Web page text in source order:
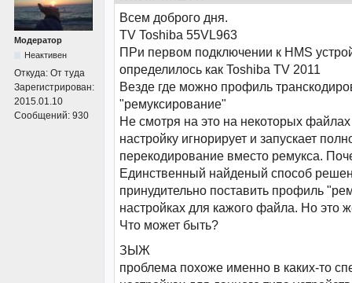
Модератор
Неактивен
Откуда: От туда
Зарегистрирован:
2015.01.10
Сообщений: 930
Всем доброго дня.
TV Toshiba 55VL963
ПРи первом подключении к HMS
определилось как Toshiba TV 2011
Везде где можно профиль
"ремуксирование"
Не смотря на это на некоторых файлах
настройку игнорирует и запускает
перекодирование вместо ремукса.
Единственный найденый способ
принудительно поставить профиль
настройках для кажого файла. Но это
Что может быть?
ЗЫЖ
проблема похоже именно в каких-то